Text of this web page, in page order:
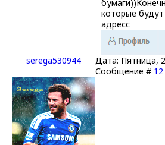
которые
адресс
serega530944
Дата: Пятница,
Сообщение # 12